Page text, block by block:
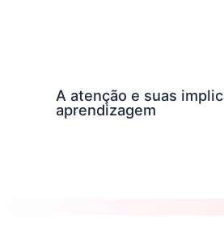
A atenção e suas
aprendizagem